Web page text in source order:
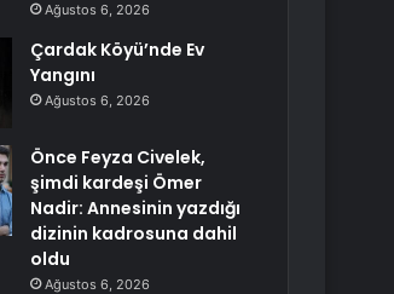
Ağustos 6, 2026
Çardak Köyü’nde Ev
Yangını
Ağustos 6, 2026
Önce Feyza Civelek,
şimdi kardeşi Ömer
Nadir: Annesinin yazdığı
dizinin kadrosuna dahil
oldu
Ağustos 6, 2026